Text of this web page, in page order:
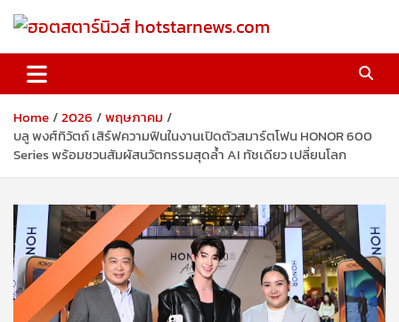
ฮอตสตาร์นิวส์ hotstarnews.com
Home 2026
พฤษภาคม
บลู พงศ์ทิวัตถ์ เสิร์ฟความฟินในงานเปิดตัวสมาร์ตโฟน HONOR 600
Series พร้อมชวนสัมผัสนวัตกรรมสุดล้ำ AI ทัชเดียว เปลี่ยนโลก